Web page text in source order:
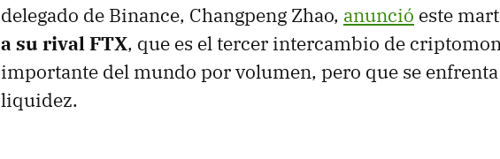
delegado de Binance, Changpeng Zhao, anunció este
a su rival FTX, que es el tercer intercambio de
importante del mundo por volumen, pero que se
liquidez.